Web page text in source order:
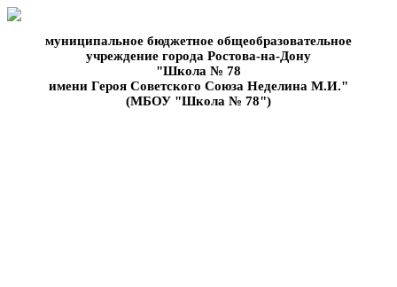
муниципальное бюджетное общеобразовательное
учреждение города Ростова-на-Дону
"Школа № 78
имени Героя Советского Союза Неделина М.И."
(МБОУ "Школа № 78")